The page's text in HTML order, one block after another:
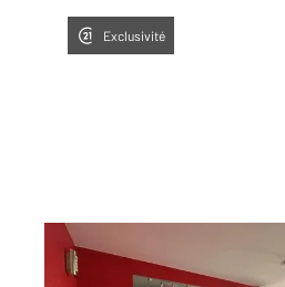
Exclusivité
CHARTRES 28
56,94 m
, 3 pièces